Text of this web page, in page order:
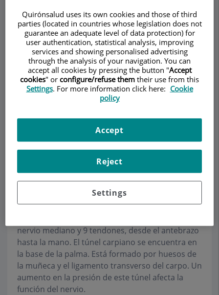
DescripcióServeisEquip ContacteDades d'interès
Horari
Demanar Cita
Síndrome del túnel carpiano
El síndrome del túnel carpiano es una
muñecaprovocada por un aumento de la presión
o el pinzamiento de un nervio en esta
nervio mediano y 9 tendones, desde el antebrazo
hasta la mano. El túnel carpiano se encuentra en
la base de la palma. Está formado por huesos de
la muñeca y el ligamento transverso del carpo. Un
aumento en la presión de este túnel afecta la
función del nervio.
Quirónsalud uses its own cookies and those of third
parties (located in countries whose legislation does not
guarantee an adequate level of data protection) for
user authentication, statistical analysis, improving
services and showing personalised advertising
through the analysis of your navigation. You can
accept all cookies by pressing the button "Accept
cookies" or configure/refuse them their use from this
Settings. For more information click here: Cookie
policy
Settings
Reject
Accept